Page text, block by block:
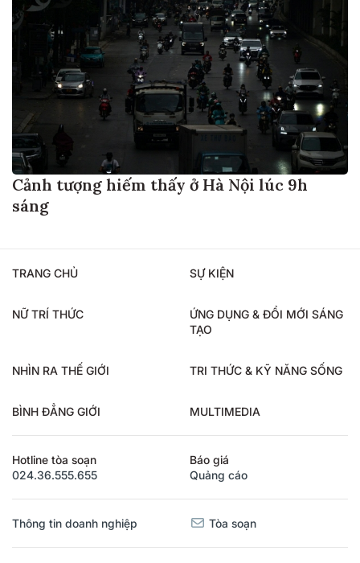
Cảnh tượng hiếm thấy ở Hà Nội lúc 9h
sáng
TRANG CHỦ SỰ KIỆN
NỮ TRÍ THỨC
ỨNG DỤNG & ĐỔI MỚI SÁNG
TẠO
NHÌN RA THẾ GIỚI TRI THỨC & KỸ NĂNG SỐNG
BÌNH ĐẲNG GIỚI MULTIMEDIA
Hotline tòa soạn
024.36.555.655
Báo giá
Quảng cáo
Thông tin doanh nghiệp Tòa soạn